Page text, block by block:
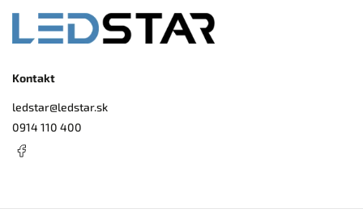
Kontakt
ledstar@ledstar.sk
0914 110 400